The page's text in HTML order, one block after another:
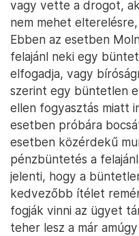
vagy vette a drogot,
nem mehet
Ebben az esetben
felajánl neki egy
elfogadja, vagy
szerint egy büntetlen
ellen fogyasztás miatt
esetben próbára
esetben közérdekű
pénzbüntetés a
jelenti, hogy a
kedvezőbb ítélet
fogják vinni az ügyet
teher lesz a már